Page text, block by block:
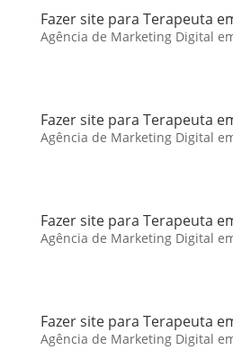
Fazer site para Terapeuta
Agência de Marketing Digital
Fazer site para Terapeuta
Agência de Marketing Digital
Fazer site para Terapeuta
Agência de Marketing Digital
Fazer site para Terapeuta
Agência de Marketing Digital